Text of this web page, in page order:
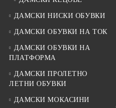
ДАМСКИ НИСКИ ОБУВКИ
ДАМСКИ ОБУВКИ НА ТОК
ДАМСКИ ОБУВКИ НА
ПЛАТФОРМА
ДАМСКИ ПРОЛЕТНО
ЛЕТНИ ОБУВКИ
ДАМСКИ МОКАСИНИ